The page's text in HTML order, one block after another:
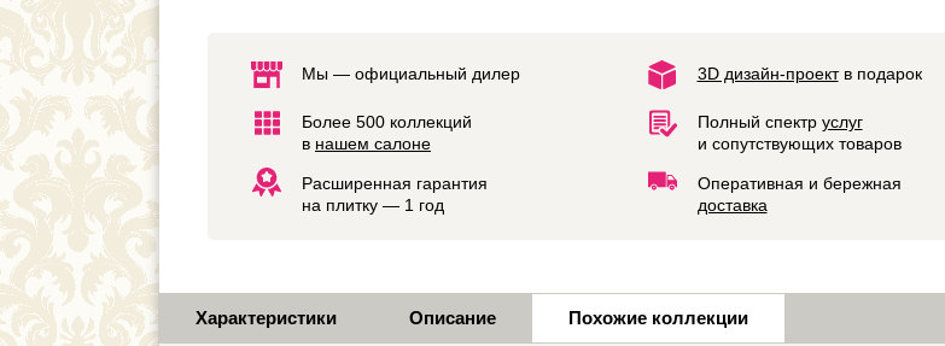
Мы — официальный дилер 3D дизайн-проектв подарок
Более 500 коллекций
в нашем салоне
Полный спектр услуг
и сопутствующих товаров
Расширенная гарантия
на плитку — 1 год
Оперативная и бережная
доставка
Характеристики Описание Похожие коллекции